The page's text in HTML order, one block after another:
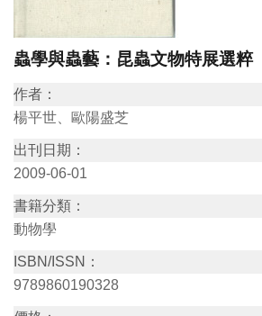
訊
展
覽
資
訊
教
育
活
動
蟲學與蟲藝：昆蟲文物特展選粹
作者：
楊平世、歐陽盛芝
出刊日期：
2009-06-01
書籍分類：
動物學
ISBN/ISSN：
9789860190328